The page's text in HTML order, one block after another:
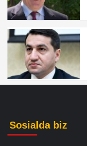
Sosialda biz